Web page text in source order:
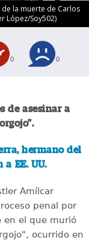
la muerte de Carlos
López/Soy502)
0 0
de asesinar a
hermano del
EE. UU.
Amílcar
penal por
en el que murió
ocurrido en